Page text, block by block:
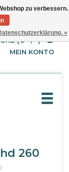
English
Français
(€--,--)
MEIN KONTO
260
zu verbessern.
»